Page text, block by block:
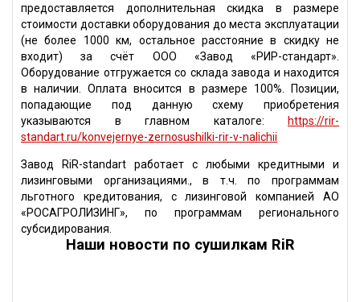
предоставляется дополнительная скидка в размере
стоимости доставки оборудования до места эксплуатации
(не более 1000 км, остальное расстояние в скидку не
входит) за счёт ООО «Завод «РИР-стандарт».
Оборудование отгружается со склада завода и находится
в наличии. Оплата вносится в размере 100%. Позиции,
попадающие под данную схему приобретения
указываются в главном каталоге:
https://rir-
standart.ru/konvejernye-zernosushilki-rir-v-nalichii
Завод RiR-standart работает с любыми кредитными и
лизинговыми организациями., в т.ч. по программам
льготного кредитования, с лизинговой компанией АО
«РОСАГРОЛИЗИНГ», по программам регионального
субсидирования.
Наши новости по сушилкам RiR